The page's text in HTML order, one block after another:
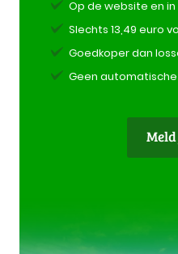
Op de website en
Slechts 13,49 euro
Goedkoper dan
Geen